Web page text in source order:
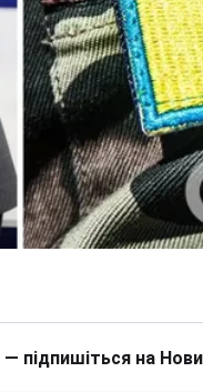
підпишіться на